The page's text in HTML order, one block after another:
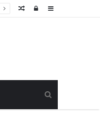
Sidebar
Log
Random